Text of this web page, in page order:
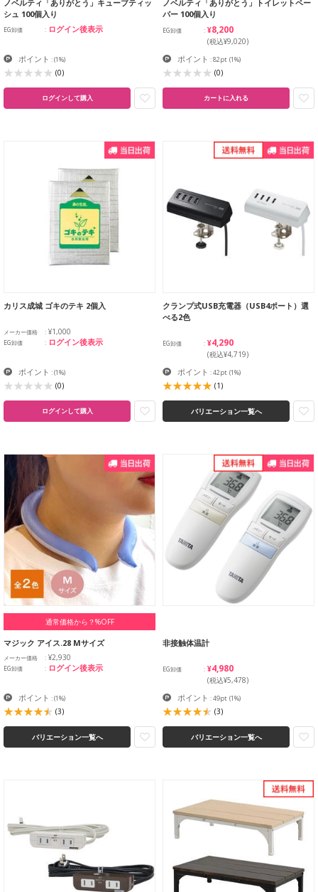
ノベルティ「ありがとう」キューブティッ
シュ 100個入り
EG卸価 ログイン後表示
ポイント :(1%)
(0)
ログインして購入
ノベルティ「ありがとう」トイレットペー
パー 100個入り
EG卸価 ¥8,200
(税込¥9,020)
ポイント : 82pt (1%)
(0)
カートに入れる
カリス成城 ゴキのテキ 2個入
メーカー価格 ¥1,000
EG卸価 ログイン後表示
ポイント :(1%)
(0)
ログインして購入
クランプ式USB充電器（USB4ポート）選
べる2色
EG卸価 ¥4,290
(税込¥4,719)
ポイント : 42pt (1%)
(1)
バリエーション一覧へ
通常価格から？%OFF
マジック アイス.28 Mサイズ
メーカー価格 ¥2,930
EG卸価 ログイン後表示
ポイント :(1%)
(3)
バリエーション一覧へ
非接触体温計
EG卸価 ¥4,980
(税込¥5,478)
ポイント : 49pt (1%)
(3)
バリエーション一覧へ